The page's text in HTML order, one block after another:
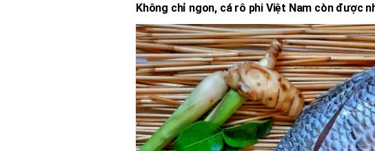
Không chỉ ngon, cá rô phi Việt Nam còn được